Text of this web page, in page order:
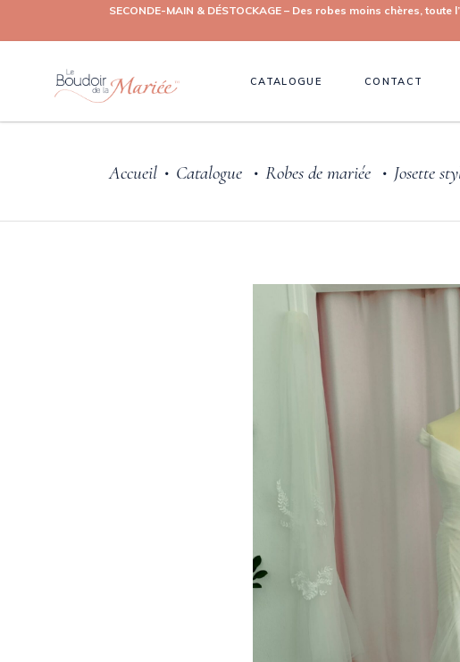
SECONDE-MAIN & DÉSTOCKAGE – Des robes moins chères,
CATALOGUE CONTACT
Accueil • Catalogue • Robes de mariée • Josette